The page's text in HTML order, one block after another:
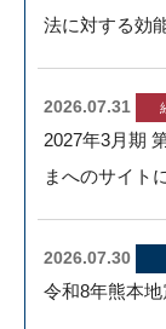
法に対する効
2026.07.31
2027年3月期
まへのサイト
2026.07.30
令和8年熊本